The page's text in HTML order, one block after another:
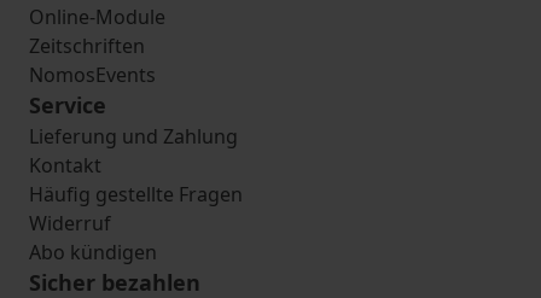
Online-Module
Zeitschriften
NomosEvents
Service
Lieferung und Zahlung
Kontakt
Häufig gestellte Fragen
Widerruf
Abo kündigen
Sicher bezahlen